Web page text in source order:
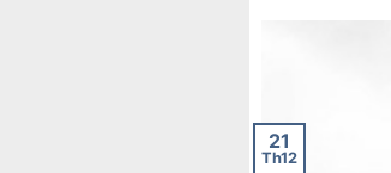
21
Th12